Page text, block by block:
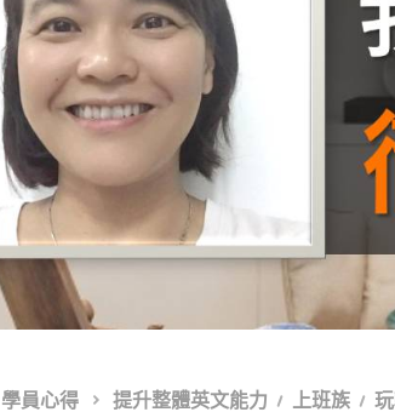
學員心得 提升整體英文能力 上班族